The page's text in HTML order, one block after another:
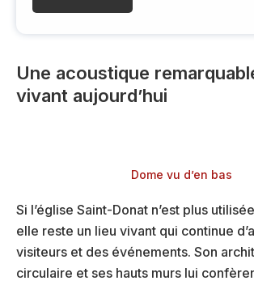
Une acoustique
vivant aujourd’hui
Dome vu d’en bas
Si l’église Saint-Donat n’est plus
elle reste un lieu vivant qui continue
visiteurs et des événements. Son
circulaire et ses hauts murs lui